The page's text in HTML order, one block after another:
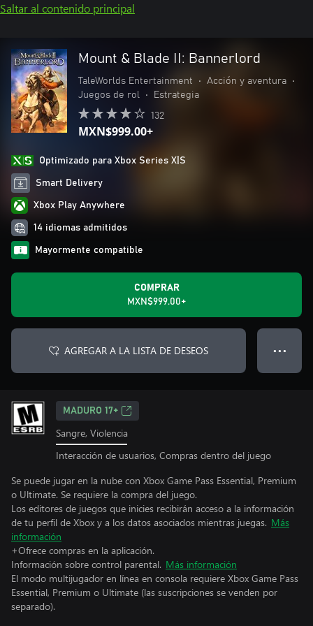
Saltar al contenido principal
Mount & Blade II: Bannerlord
TaleWorlds Entertainment • Acción y aventura
•
Juegos de rol
• Estrategia
132
MXN$999.00+
Optimizado para Xbox Series X|S
Smart Delivery
Xbox Play Anywhere
14 idiomas admitidos
Mayormente compatible
COMPRAR
MXN$999.00+
AGREGAR A LA LISTA DE DESEOS ● ● ●
MADURO 17+
Sangre, Violencia
Interacción de usuarios, Compras dentro del juego
Se puede jugar en la nube con Xbox Game Pass Essential, Premium
o Ultimate. Se requiere la compra del juego.
Los editores de juegos que inicies recibirán acceso a la información
de tu perfil de Xbox y a los datos asociados mientras juegas. Más
información
+Ofrece compras en la aplicación.
Información sobre control parental. Más información
El modo multijugador en línea en consola requiere Xbox Game Pass
Essential, Premium o Ultimate (las suscripciones se venden por
separado).